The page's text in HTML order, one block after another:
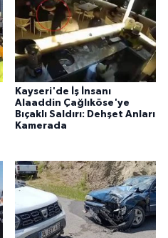
Kayseri'de İş İnsanı
Alaaddin Çağlıköse'ye
Bıçaklı Saldırı: Dehşet Anları
Kamerada